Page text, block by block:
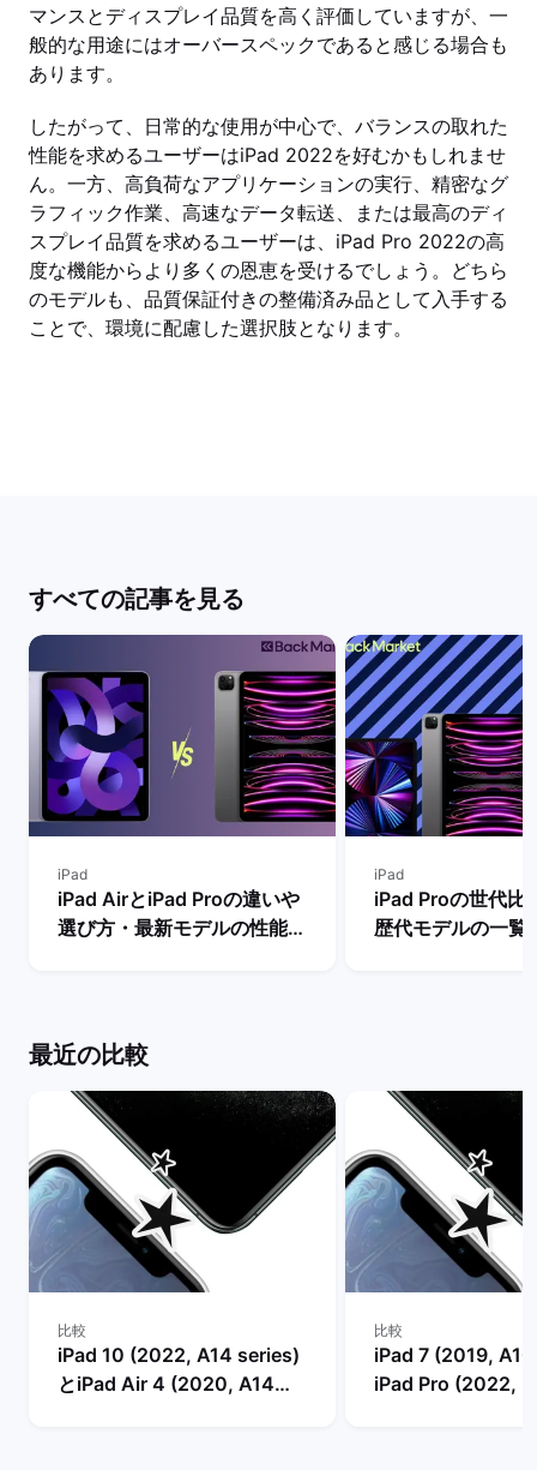
マンスとディスプレイ品質を高く評価していますが、一
般的な用途にはオーバースペックであると感じる場合も
あります。
したがって、日常的な使用が中心で、バランスの取れた
性能を求めるユーザーはiPad 2022を好むかもしれませ
ん。一方、高負荷なアプリケーションの実行、精密なグ
ラフィック作業、高速なデータ転送、または最高のディ
スプレイ品質を求めるユーザーは、iPad Pro 2022の高
度な機能からより多くの恩恵を受けるでしょう。どちら
のモデルも、品質保証付きの整備済み品として入手する
ことで、環境に配慮した選択肢となります。
すべての記事を見る
iPad
iPad AirとiPad Proの違いや
選び方・最新モデルの性能を
iPad
iPad Proの世代比
歴代モデルの一覧
最近の比較
比較
iPad 10 (2022, A14 series)
とiPad Air 4 (2020, A14
比較
iPad 7 (2019,
iPad Pro (2022,